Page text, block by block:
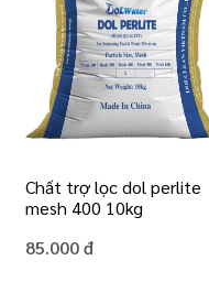
Chất trợ lọc dol perlite
mesh 400 10kg
85.000 đ